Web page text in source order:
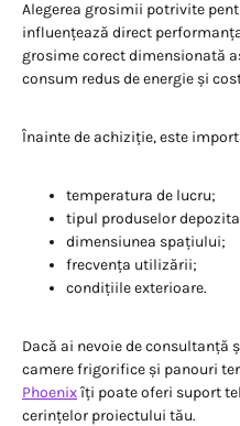
Alegerea grosimii potrivite
influențează direct
grosime corect dimensionată
consum redus de energie și
Înainte de achiziție, este
temperatura de lucru;
tipul produselor
dimensiunea spațiului;
frecvența utilizării;
condițiile exterioare.
Dacă ai nevoie de consultanță
camere frigorifice și panouri
Phoenixîți poate oferi suport
cerințelor proiectului tău.